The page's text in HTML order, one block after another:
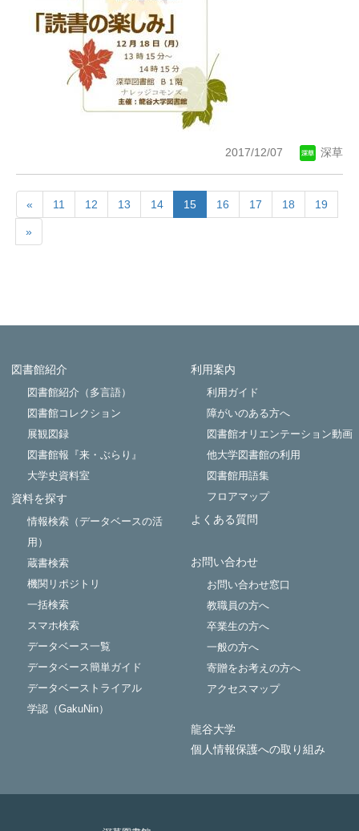
2017/12/07 深草
« 11 12 13 14 15 16 17 18 19
»
図書館紹介
図書館紹介（多言語）
図書館コレクション
展観図録
図書館報『来・ぶらり』
大学史資料室
資料を探す
情報検索（データベースの活
用）
蔵書検索
機関リポジトリ
一括検索
スマホ検索
データベース一覧
データベース簡単ガイド
データベーストライアル
学認（GakuNin）
利用案内
利用ガイド
障がいのある方へ
図書館オリエンテーション動画
他大学図書館の利用
図書館用語集
フロアマップ
よくある質問
お問い合わせ
お問い合わせ窓口
教職員の方へ
卒業生の方へ
一般の方へ
寄贈をお考えの方へ
アクセスマップ
龍谷大学
個人情報保護への取り組み
Powered by NetCommons